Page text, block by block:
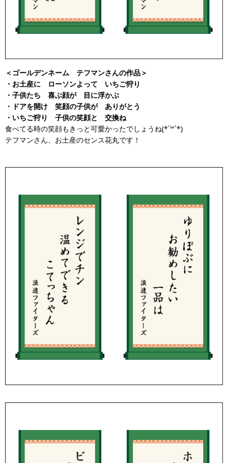
＜ゴールデンネーム テフマンさんの作品＞
・お土産に ローソンよって いちご狩り
・子供たち 喜ぶ顔が 目に浮かぶ
・ドアを開け 笑顔の子供が ありがとう
・いちご狩り 子供の笑顔と 交換ね
食べてる時の笑顔もきっと可愛かったでしょうね(*´꒳`*)
テフマンさん、お土産のセンス花丸です！